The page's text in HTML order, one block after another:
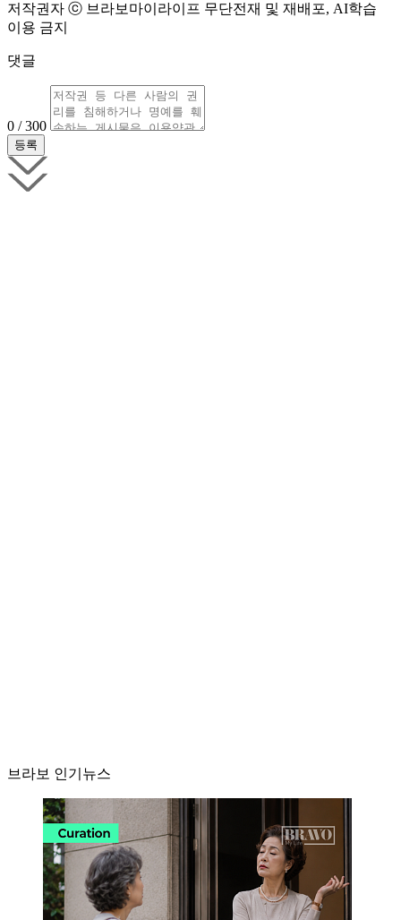
저작권자 ⓒ 브라보마이라이프 무단전재 및 재배포, AI학습
이용 금지
댓글
0 / 300
브라보 인기뉴스